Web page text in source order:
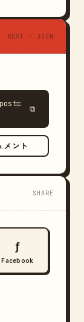
REST · JSON
⧉
メント
SHARE
ƒ
Facebook